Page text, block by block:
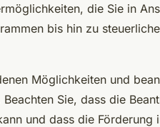
die Sie in
bis hin zu
Möglichkeiten und
Sie, dass die
und dass die Förderung